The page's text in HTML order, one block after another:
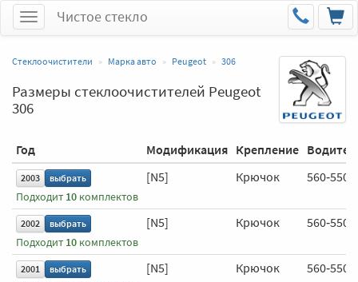
МенюЧистое стекло
Стеклоочистители Марка авто Peugeot 306
Размеры стеклоочистителей Peugeot
306
Год Модификация Крепление
2003 выбрать
Подходит 10 комплектов
[N5] Крючок 560‑550
2002 выбрать
Подходит 10 комплектов
[N5] Крючок 560‑550
2001 выбрать [N5] Крючок 560‑550